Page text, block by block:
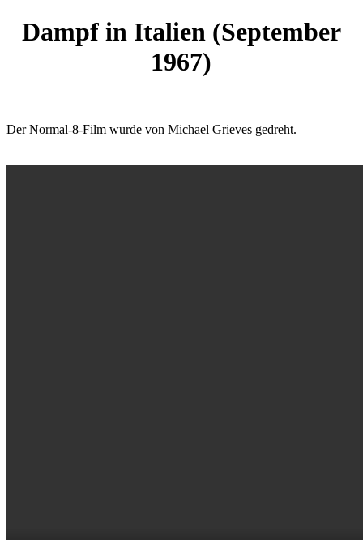
Dampf in Italien (September
1967)
Der Normal-8-Film wurde von Michael Grieves gedreht.